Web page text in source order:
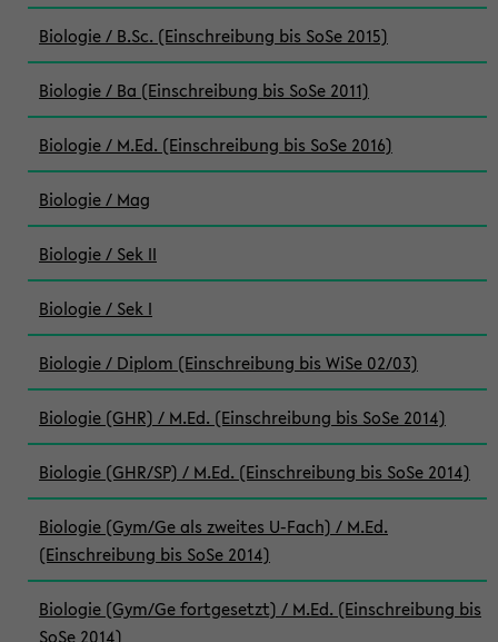
Biologie / B.Sc. (Einschreibung bis SoSe 2015)
Biologie / Ba (Einschreibung bis SoSe 2011)
Biologie / M.Ed. (Einschreibung bis SoSe 2016)
Biologie / Mag
Biologie / Sek II
Biologie / Sek I
Biologie / Diplom (Einschreibung bis WiSe 02/03)
Biologie (GHR) / M.Ed. (Einschreibung bis SoSe 2014)
Biologie (GHR/SP) / M.Ed. (Einschreibung bis SoSe 2014)
Biologie (Gym/Ge als zweites U-Fach) / M.Ed.
(Einschreibung bis SoSe 2014)
Biologie (Gym/Ge fortgesetzt) / M.Ed. (Einschreibung bis
SoSe 2014)